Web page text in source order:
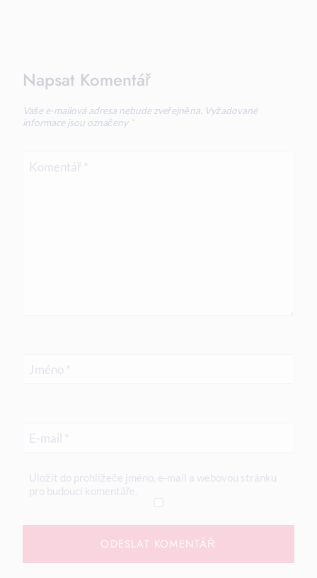
Napsat Komentář
Vaše e-mailová adresa nebude zveřejněna. Vyžadované
informace jsou označeny *
Komentář *
Jméno *
E-mail *
Uložit do prohlížeče jméno, e-mail a webovou stránku
pro budoucí komentáře.